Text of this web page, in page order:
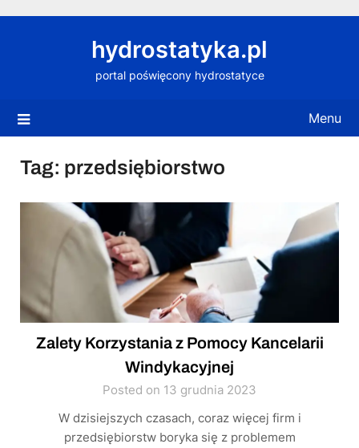
hydrostatyka.pl
portal poświęcony hydrostatyce
Menu
Tag: przedsiębiorstwo
Zalety Korzystania z Pomocy Kancelarii
Windykacyjnej
Posted on 13 grudnia 2023
W dzisiejszych czasach, coraz więcej firm i
przedsiębiorstw boryka się z problemem